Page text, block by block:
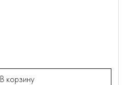
В корзину